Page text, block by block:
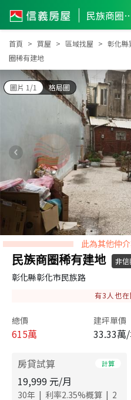
民族商圈
首頁 買屋 區域找屋 彰化縣
圈稀有建地
圖片 1/1 格局圖
此為其他仲
民族商圈稀有建地 非信
彰化縣彰化市民族路
有3 人也
總價
615萬
建坪單價
33.33萬
房貸試算 計算
19,999 元/月
30年 | 利率2.35%概算 | 2